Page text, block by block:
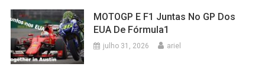
MOTOGP E F1 Juntas No GP Dos
EUA De Fórmula1
julho 31, 2026 ariel